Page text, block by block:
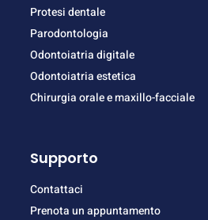
Protesi dentale
Parodontologia
Odontoiatria digitale
Odontoiatria estetica
Chirurgia orale e maxillo-facciale
Supporto
Contattaci
Prenota un appuntamento